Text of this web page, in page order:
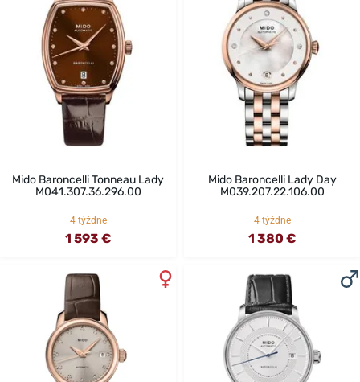
Mido Baroncelli Tonneau Lady
M041.307.36.296.00
4 týždne
1 593 €
Mido Baroncelli Lady Day
M039.207.22.106.00
4 týždne
1 380 €